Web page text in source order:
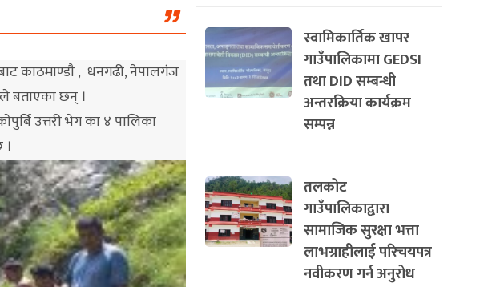
काठमाण्डाै , धनगढी, नेपालगंज
बताएका छन् ।
उत्तरी भेग का ४ पालिका
स्वामिकार्तिक खापर
गाउँपालिकामा GEDSI
तथा DID सम्बन्धी
अन्तरक्रिया कार्यक्रम
सम्पन्न
तलकोट
गाउँपालिकाद्वारा
सामाजिक सुरक्षा भत्ता
लाभग्राहीलाई परिचयपत्र
नवीकरण गर्न अनुरोध